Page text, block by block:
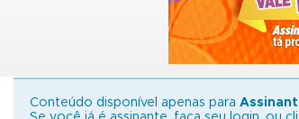
Conteúdo disponível apenas para